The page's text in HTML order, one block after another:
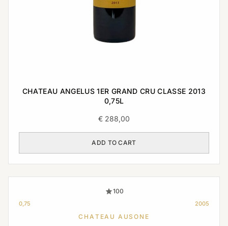
CHATEAU ANGELUS 1ER GRAND CRU CLASSE 2013
0,75L
€ 288,00
ADD TO CART
100
0,75 2005
CHATEAU AUSONE